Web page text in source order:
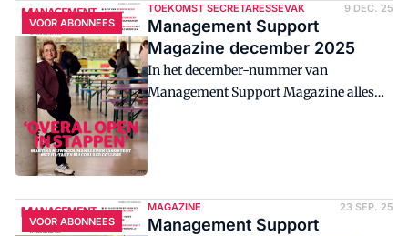
VOOR ABONNEES
TOEKOMST SECRETARESSEVAK 9 DEC. 25
Management Support
Magazine december 2025
In het december-nummer van
Management Support Magazine alles
over de kansen van en uitdagingen voor
de ondersteuner in 2026.
VOOR ABONNEES
MAGAZINE 23 SEP. 25
Management Support